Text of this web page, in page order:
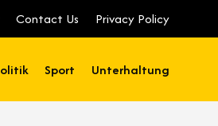
Contact Us Privacy Policy
Sport Unterhaltung